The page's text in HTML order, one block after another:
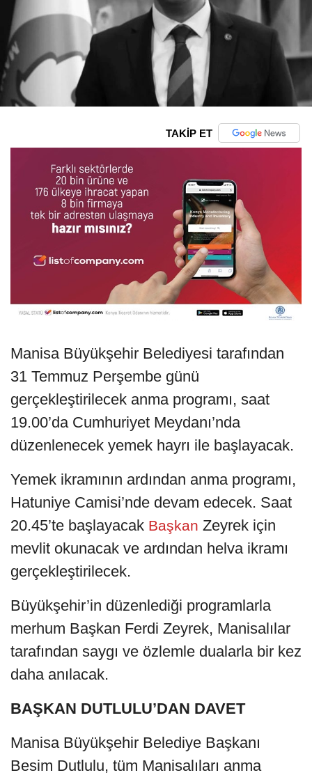
TAKİP ET
Manisa Büyükşehir Belediyesi tarafından
31 Temmuz Perşembe günü
gerçekleştirilecek anma programı, saat
19.00’da Cumhuriyet Meydanı’nda
düzenlenecek yemek hayrı ile başlayacak.
Yemek ikramının ardından anma programı,
Hatuniye Camisi’nde devam edecek. Saat
20.45’te başlayacak Başkan Zeyrek için
mevlit okunacak ve ardından helva ikramı
gerçekleştirilecek.
Büyükşehir’in düzenlediği programlarla
merhum Başkan Ferdi Zeyrek, Manisalılar
tarafından saygı ve özlemle dualarla bir kez
daha anılacak.
BAŞKAN DUTLULU’DAN DAVET
Manisa Büyükşehir Belediye Başkanı
Besim Dutlulu, tüm Manisalıları anma